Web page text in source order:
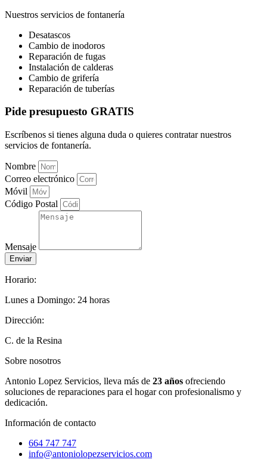
Nuestros servicios de fontanería
Desatascos
Cambio de inodoros
Reparación de fugas
Instalación de calderas
Cambio de grifería
Reparación de tuberías
Pide presupuesto GRATIS
Escríbenos si tienes alguna duda o quieres contratar nuestros
servicios de fontanería.
Nombre
Correo electrónico
Móvil
Código Postal
Mensaje
Enviar
Horario:
Lunes a Domingo: 24 horas
Dirección:
C. de la Resina
Sobre nosotros
Antonio Lopez Servicios, lleva más de 23 años ofreciendo
soluciones de reparaciones para el hogar con profesionalismo y
dedicación.
Información de contacto
664 747 747
info@antoniolopezservicios.com